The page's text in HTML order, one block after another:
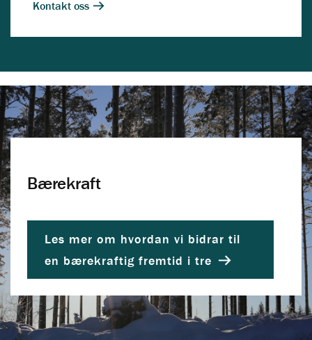
Kontakt oss
Bærekraft
Les mer om hvordan vi bidrar til
en bærekraftig fremtid i tre